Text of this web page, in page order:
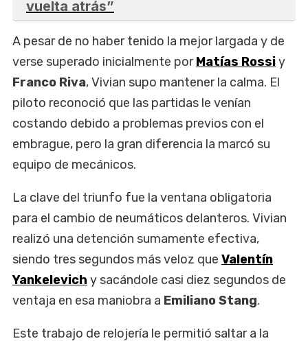
vuelta atrás”
A pesar de no haber tenido la mejor largada y de
verse superado inicialmente porMatías Rossiy
Franco Riva, Vivian supo mantener la calma. El
piloto reconoció que las partidas le venían
costando debido a problemas previos con el
embrague, pero la gran diferencia la marcó su
equipo de mecánicos.
La clave del triunfo fue la ventana obligatoria
para el cambio de neumáticos delanteros. Vivian
realizó una detención sumamente efectiva,
siendo tres segundos más veloz que Valentín
Yankelevich y sacándole casi diez segundos de
ventaja en esa maniobra a Emiliano Stang.
Este trabajo de relojería le permitió saltar a la